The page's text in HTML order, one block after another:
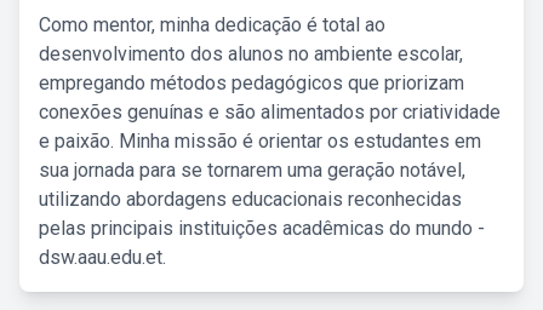
Como mentor, minha dedicação é total ao
desenvolvimento dos alunos no ambiente escolar,
empregando métodos pedagógicos que priorizam
conexões genuínas e são alimentados por criatividade
e paixão. Minha missão é orientar os estudantes em
sua jornada para se tornarem uma geração notável,
utilizando abordagens educacionais reconhecidas
pelas principais instituições acadêmicas do mundo -
dsw.aau.edu.et.